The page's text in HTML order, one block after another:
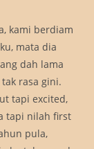
kami berdiam
mata dia
dah lama
rasa gini.
tapi excited,
tapi nilah first
pula,